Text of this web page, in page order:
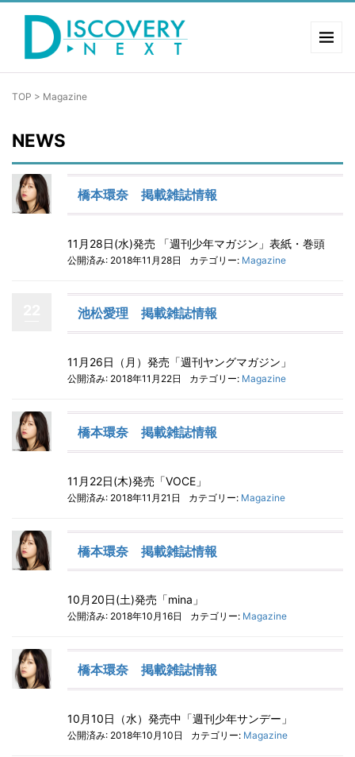
TOP > Magazine
NEWS
橋本環奈 掲載雑誌情報
11月28日(水)発売 「週刊少年マガジン」表紙・巻頭
公開済み: 2018年11月28日 カテゴリー: Magazine
池松愛理 掲載雑誌情報
11月26日（月）発売「週刊ヤングマガジン」
公開済み: 2018年11月22日 カテゴリー: Magazine
橋本環奈 掲載雑誌情報
11月22日(木)発売「VOCE」
公開済み: 2018年11月21日 カテゴリー: Magazine
橋本環奈 掲載雑誌情報
10月20日(土)発売「mina」
公開済み: 2018年10月16日 カテゴリー: Magazine
橋本環奈 掲載雑誌情報
10月10日（水）発売中「週刊少年サンデー」
公開済み: 2018年10月10日 カテゴリー: Magazine